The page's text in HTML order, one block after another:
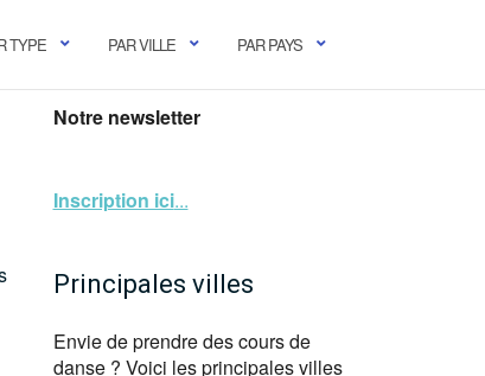
TYPE PAR VILLE PAR PAYS
Notre newsletter
Inscription ici...
Principales villes
Envie de prendre des cours de
danse ? Voici les principales villes